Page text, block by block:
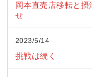
岡本直売店移転と
せ
2023/5/14
挑戦は続く